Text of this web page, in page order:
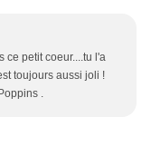
ce petit coeur....tu l'a
toujours aussi joli !
.